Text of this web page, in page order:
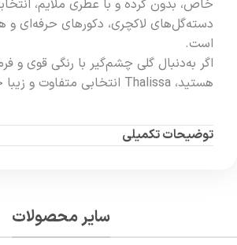
خاص، بدون گرده و با عطری ملایم،
دسته‌گل‌های لاکچری، دکورهای حرفه‌ای و
است.
اگر به‌دنبال گلی چشم‌گیر با رنگی قوی و
هستید، Thalissa انتخابی متفاوت و زیبا خواهد بود.
توضیحات تکمیلی
سایر محصولات